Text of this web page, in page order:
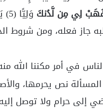
لِي مِن لَّدُنكَ
[مريم: 5، 6]وما جاز طلبه جاز فعله،
في أمر مكننا الله
نص يحرمها،
إلى حرام ولا توصل